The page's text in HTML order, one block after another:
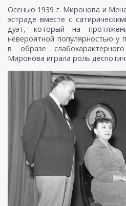
Осенью 1939 г. Миронова и
эстраде вместе с
дуэт, который на
невероятной популярностью у
в образе
Миронова играла роль